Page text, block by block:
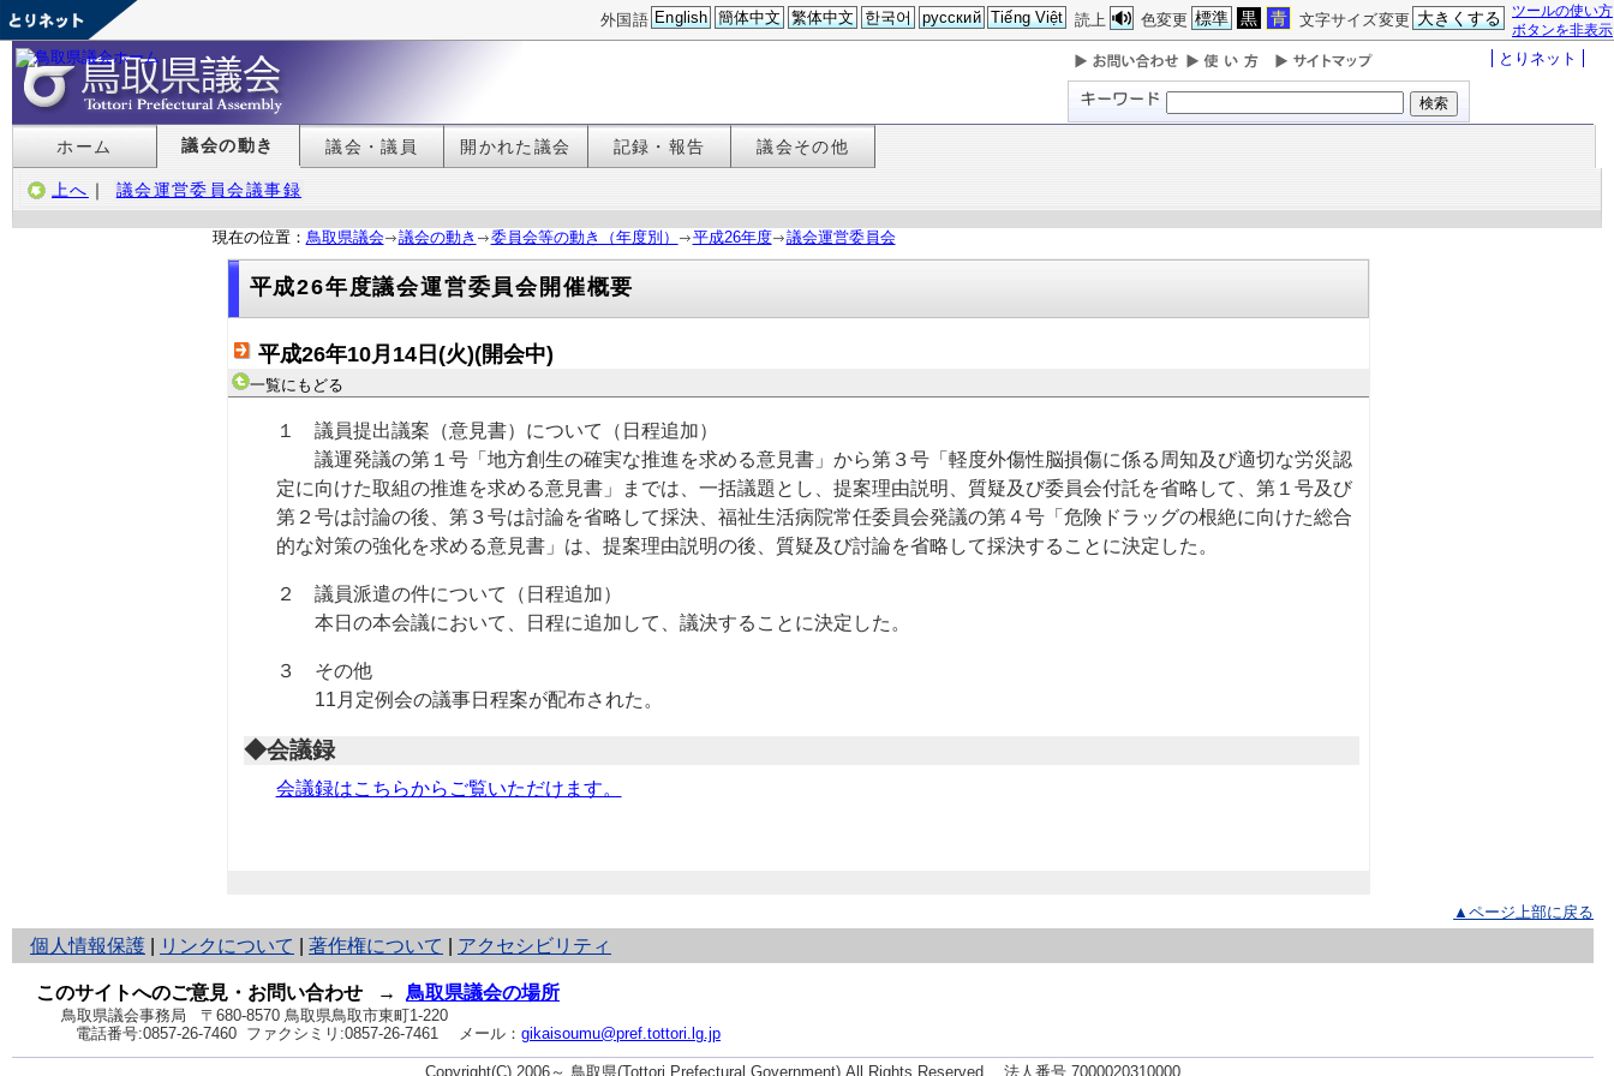
ツールの使い方
ボタンを非表示
文字サイズ変更 大きくする
色変更 標準 黒 青
読上
外国語 English 簡体中文 繁体中文 한국어 русский Tiếng Việt
とりネット
ホーム 議会の動き 議会・議員 開かれた議会 記録・報告 議会その他
上へ ｜ 議会運営委員会議事録
現在の位置： 鳥取県議会 議会の動き 委員会等の動き（年度別） 平成26年度 議会運営委員会
平成26年度議会運営委員会開催概要
平成26年10月14日(火)(開会中)
一覧にもどる
１ 議員提出議案（意見書）について（日程追加）
議運発議の第１号「地方創生の確実な推進を求める意見書」から第３号「軽度外傷性脳損傷に係る周知及び適切な労災認
定に向けた取組の推進を求める意見書」までは、一括議題とし、提案理由説明、質疑及び委員会付託を省略して、第１号及び
第２号は討論の後、第３号は討論を省略して採決、福祉生活病院常任委員会発議の第４号「危険ドラッグの根絶に向けた総合
的な対策の強化を求める意見書」は、提案理由説明の後、質疑及び討論を省略して採決することに決定した。
２ 議員派遣の件について（日程追加）
本日の本会議において、日程に追加して、議決することに決定した。
３ その他
11月定例会の議事日程案が配布された。
◆会議録
会議録はこちらからご覧いただけます。
▲ページ上部に戻る
個人情報保護
と
り
ネ
ッ
ト
へ
リンクについて 著作権について アクセシビリティ
このサイトへのご意見・お問い合わせ → 鳥取県議会の場所
鳥取県議会事務局
〒680-8570 鳥取県鳥取市東町1-220
電話番号:0857-26-7460 ファクシミリ:0857-26-7461 メール： gikaisoumu@pref.tottori.lg.jp
Copyright(C) 2006～ 鳥取県(Tottori Prefectural Government) All Rights Reserved. 法人番号 7000020310000